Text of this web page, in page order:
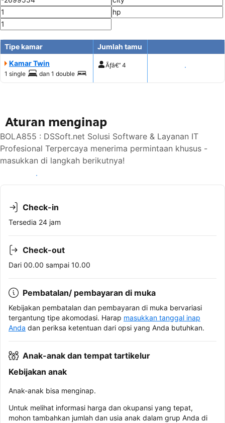
Tipe kamar
Jumlah tamu
Kamar Twin
1 single dan 1 double
Ãƒâ€” 4 Tampilkan harga
Aturan menginap
BOLA855 : DSSoft.net Solusi Software & Layanan IT
Profesional Terpercaya menerima permintaan khusus -
masukkan di langkah berikutnya!
Lihat ketersediaan
Check-in
Tersedia 24 jam
Check-out
Dari 00.00 sampai 10.00
Pembatalan/ pembayaran di muka
Kebijakan pembatalan dan pembayaran di muka bervariasi
tergantung tipe akomodasi. Harap masukkan tanggal inap
Anda dan periksa ketentuan dari opsi yang Anda butuhkan.
Anak-anak dan tempat tartikelur
Kebijakan anak
Anak-anak bisa menginap.
Untuk melihat informasi harga dan okupansi yang tepat,
mohon tambahkan jumlah dan usia anak dalam grup Anda di